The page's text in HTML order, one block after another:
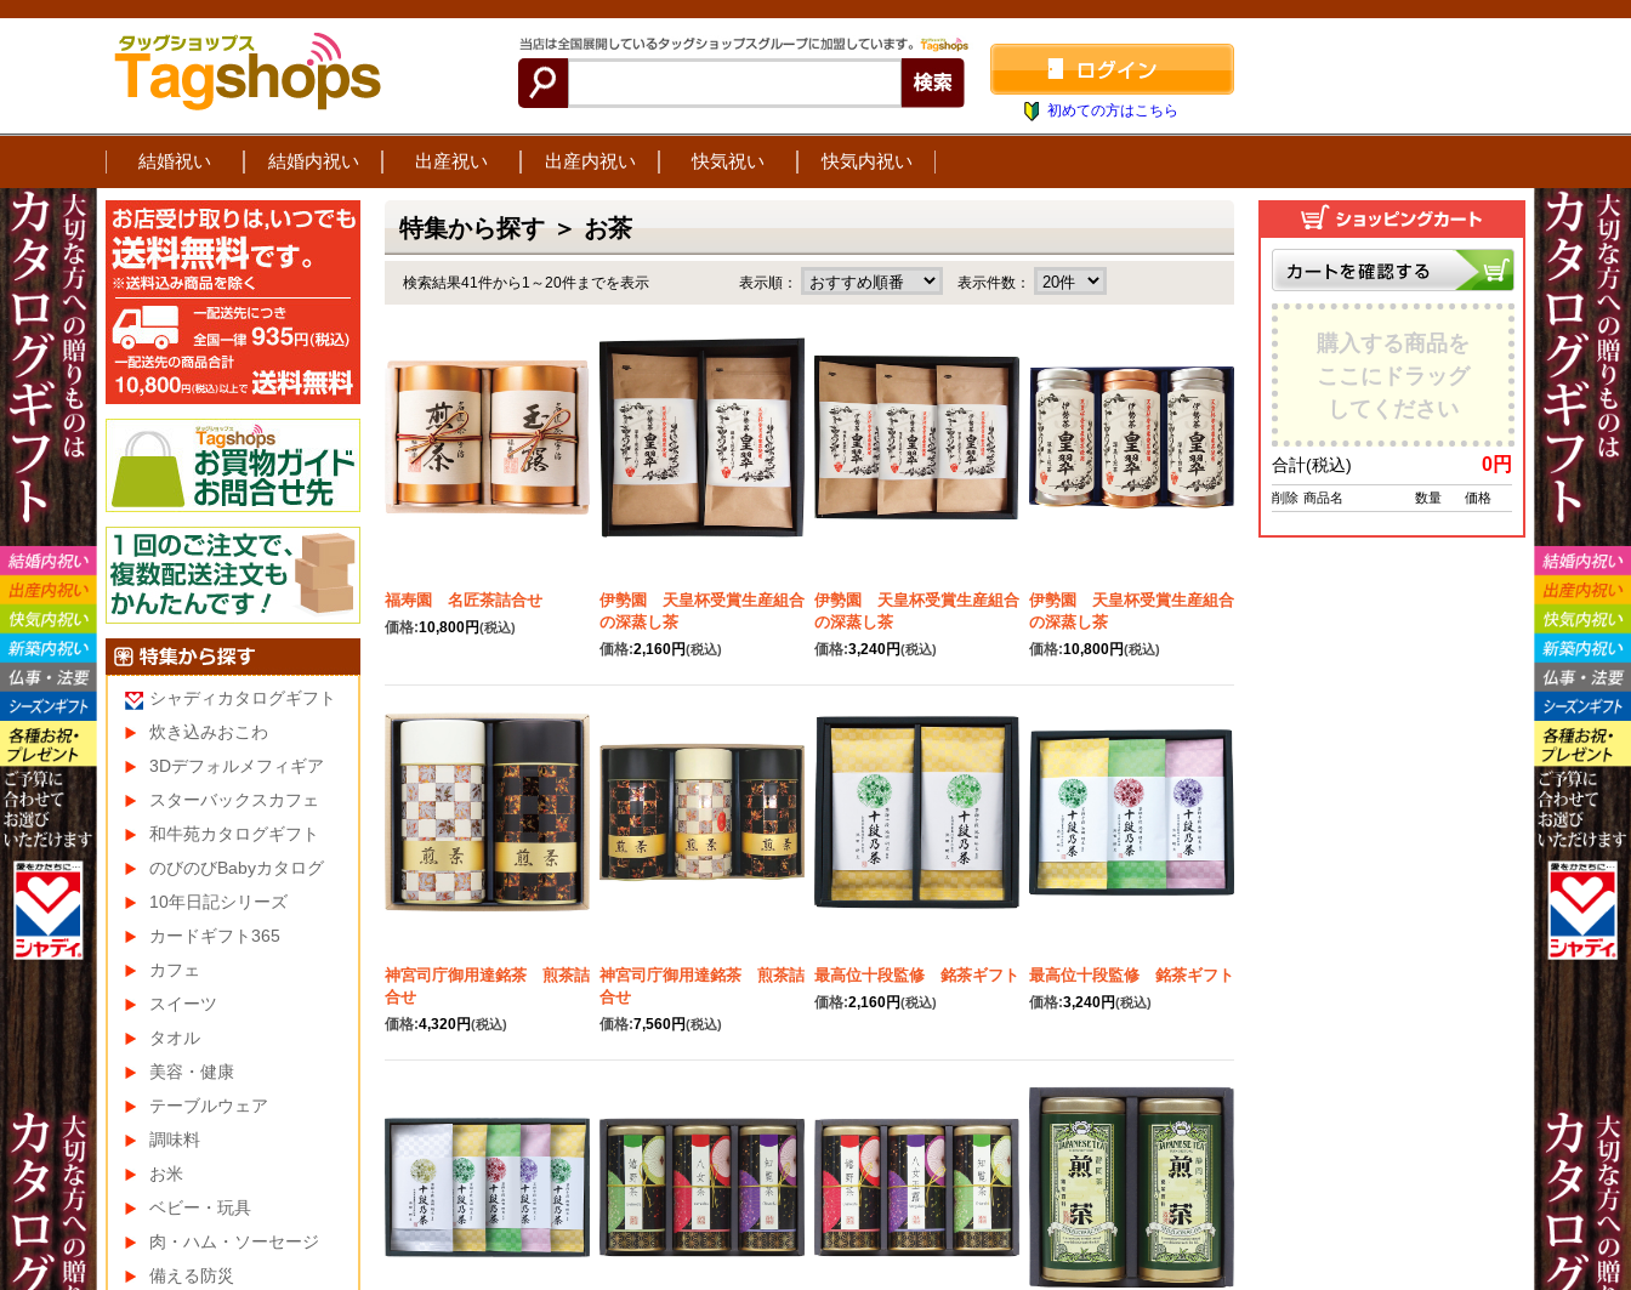
初めての方はこちら
結婚祝い 結婚内祝い 出産祝い 出産内祝い 快気祝い 快気内祝い
購入する商品を
ここにドラッグ
してください
合計(税込) 0円
削除 商品名 数量 価格
特集から探す ＞ お茶
検索結果41件から1～20件までを表示 表示順： 表示件数：
福寿園 名匠茶詰合せ
価格:10,800円(税込)
伊勢園 天皇杯受賞生産組合
の深蒸し茶
価格:2,160円(税込)
伊勢園 天皇杯受賞生産組合
の深蒸し茶
価格:3,240円(税込)
伊勢園 天皇杯受賞生産組合
の深蒸し茶
価格:10,800円(税込)
神宮司庁御用達銘茶 煎茶詰
合せ
価格:4,320円(税込)
神宮司庁御用達銘茶 煎茶詰
合せ
価格:7,560円(税込)
最高位十段監修 銘茶ギフト
価格:2,160円(税込)
最高位十段監修 銘茶ギフト
価格:3,240円(税込)
シャディカタログギフト
炊き込みおこわ
3Dデフォルメフィギア
スターバックスカフェ
和牛苑カタログギフト
のびのびBabyカタログ
10年日記シリーズ
カードギフト365
カフェ
スイーツ
タオル
美容・健康
テーブルウェア
調味料
お米
ベビー・玩具
肉・ハム・ソーセージ
備える防災